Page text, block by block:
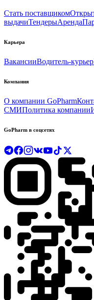
Стать поставщиком
выдачиТендерыАренда
Карьера
ВакансииВодитель-курьер
Компания
О компании GoPharm
СМИПолитика компании
GoPharm в соцсетях